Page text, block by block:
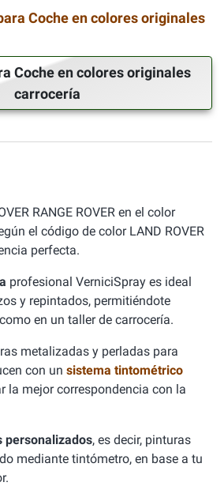
Coche en colores originales
Coche en colores originales
carrocería
RANGE ROVER en el color
el código de color LAND ROVER
perfecta.
profesional VerniciSpray es ideal
y repintados, permitiéndote
en un taller de carrocería.
metalizadas y perladas para
con un sistema tintométrico
la mejor correspondencia con la
personalizados, es decir, pinturas
mediante tintómetro, en base a tu